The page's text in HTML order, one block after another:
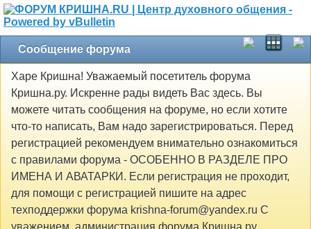
Сообщение форума
Харе Кришна! Уважаемый посетитель форума
Кришна.ру. Искренне рады видеть Вас здесь. Вы
можете читать сообщения на форуме, но если хотите
что-то написать, Вам надо зарегистрироваться. Перед
регистрацией рекомендуем внимательно ознакомиться
с правилами форума - ОСОБЕННО В РАЗДЕЛЕ ПРО
ИМЕНА И АВАТАРКИ. Если регистрация не проходит,
для помощи с регистрацией пишите на адрес
техподдержки форума krishna-forum@yandex.ru С